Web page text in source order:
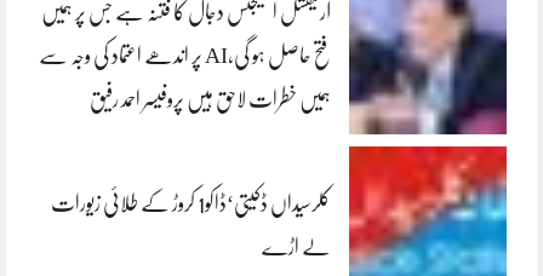
آرٹیفشل انٹلیجنس دجال کا فتنہ ہے جس پر ہمیں
فتح حاصل ہو گی،AI پر اندھے اعتماد کی وجہ سے
ہمیں خطرات لاحق ہیں پروفیسر احمد رفیق
کلرسیداں ڈکیتی‘ڈاکو1 کروڑ کے طلائی زیورات
لے اڑے